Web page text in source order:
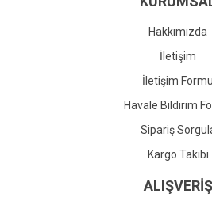
Gönder
Hakkımızda
İletişim
İletişim Formu
Havale Bildirim
Sipariş
Kargo Takibi
ALIŞVERİŞ